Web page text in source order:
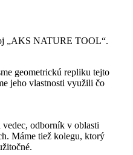
„AKS NATURE TOOL“.
geometrickú repliku tejto
jeho vlastnosti využili čo
odborník v oblasti
Máme tiež kolegu, ktorý